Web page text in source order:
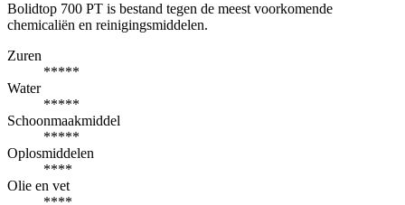
Bolidtop 700 PT is bestand tegen de meest voorkomende
chemicaliën en reinigingsmiddelen.
Zuren
*****
Water
*****
Schoonmaakmiddel
*****
Oplosmiddelen
****
Olie en vet